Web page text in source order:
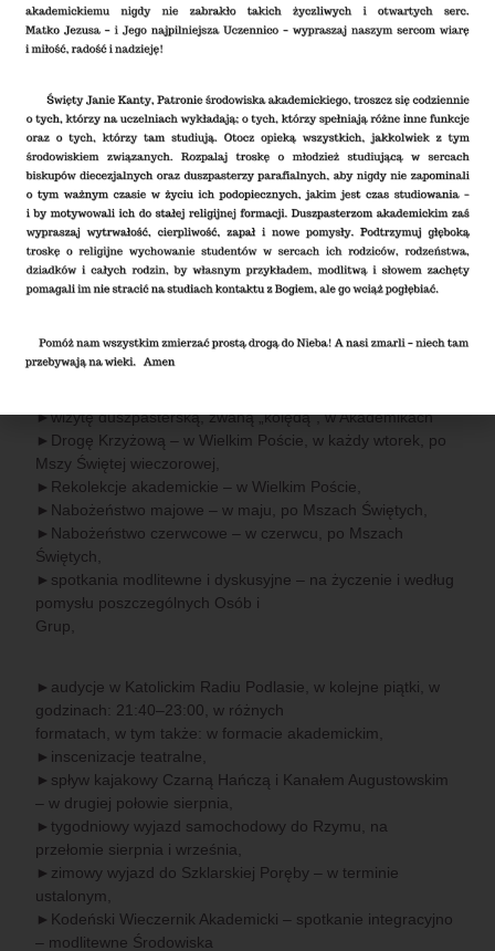
►Msze Święte dla poszczególnych Wydziałów, Instytutów i
innych Grup – na ich prośbę i
►Adorację Najświętszego Sakramentu w ciszy – w każdą
środę, po Mszy Świętej, do godz.
21:00,
►Nabożeństwo różańcowe – w październiku, po Mszach
Świętych,
►Koronkę do Bożego Miłosierdzia w intencji Zmarłych – w
listopadzie, po Mszach Świętych,
►Roraty – w Adwencie, w każdy wtorek i czwartek, o godz.
8:00, a po nich spotkanie przy
herbacie,
►Mszę Świętą Noc Bożego Narodzenia – tzw. Pasterkę
akademicką,
►wizytę duszpasterską, zwaną „kolędą”, w Akademikach
►Drogę Krzyżową – w Wielkim Poście, w każdy wtorek, po
Mszy Świętej wieczorowej,
►Rekolekcje akademickie – w Wielkim Poście,
►Nabożeństwo majowe – w maju, po Mszach Świętych,
►Nabożeństwo czerwcowe – w czerwcu, po Mszach
Świętych,
►spotkania modlitewne i dyskusyjne – na życzenie i według
pomysłu poszczególnych Osób i
Grup,
►audycje w Katolickim Radiu Podlasie, w kolejne piątki, w
godzinach: 21:40–23:00, w różnych
formatach, w tym także: w formacie akademickim,
►inscenizacje teatralne,
►spływ kajakowy Czarną Hańczą i Kanałem Augustowskim
– w drugiej połowie sierpnia,
►tygodniowy wyjazd samochodowy do Rzymu, na
przełomie sierpnia i września,
►zimowy wyjazd do Szklarskiej Poręby – w terminie
ustalonym,
►Kodeński Wieczernik Akademicki – spotkanie integracyjno
– modlitewne Środowiska